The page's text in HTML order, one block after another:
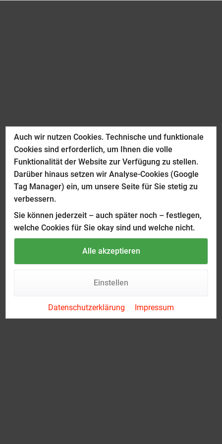
Auch wir nutzen Cookies. Technische und funktionale
Cookies sind erforderlich, um Ihnen die volle
Funktionalität der Website zur Verfügung zu stellen.
Darüber hinaus setzen wir Analyse-Cookies (Google
Tag Manager) ein, um unsere Seite für Sie stetig zu
verbessern.
Sie können jederzeit – auch später noch – festlegen,
welche Cookies für Sie okay sind und welche nicht.
Einstellen
Alle akzeptieren
Datenschutzerklärung Impressum